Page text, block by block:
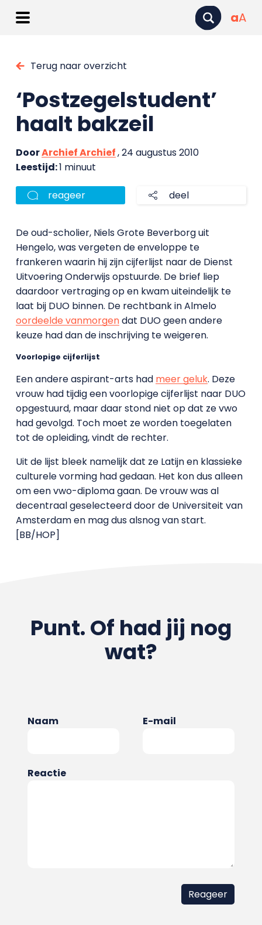
aA
Terug naar overzicht
‘Postzegelstudent’
haalt bakzeil
DoorArchief Archief, 24 augustus 2010
Leestijd:1 minuut
reageer deel
De oud-scholier, Niels Grote Beverborg uit
Hengelo, was vergeten de enveloppe te
frankeren waarin hij zijn cijferlijst naar de Dienst
Uitvoering Onderwijs opstuurde. De brief liep
daardoor vertraging op en kwam uiteindelijk te
laat bij DUO binnen. De rechtbank in Almelo
oordeelde vanmorgendat DUO geen andere
keuze had dan de inschrijving te weigeren.
Voorlopige cijferlijst
Een andere aspirant-arts had meer geluk. Deze
vrouw had tijdig een voorlopige cijferlijst naar DUO
opgestuurd, maar daar stond niet op dat ze vwo
had gevolgd. Toch moet ze worden toegelaten
tot de opleiding, vindt de rechter.
Uit de lijst bleek namelijk dat ze Latijn en klassieke
culturele vorming had gedaan. Het kon dus alleen
om een vwo-diploma gaan. De vrouw was al
decentraal geselecteerd door de Universiteit van
Amsterdam en mag dus alsnog van start.
[BB/HOP]
Punt. Of had jij nog
wat?
Naam E-mail
Reactie